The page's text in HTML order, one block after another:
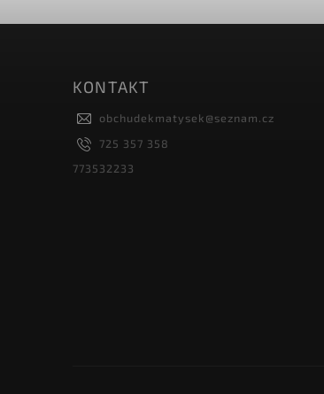
KONTAKT
obchudekmatysek@seznam.cz
725 357 358
773532233